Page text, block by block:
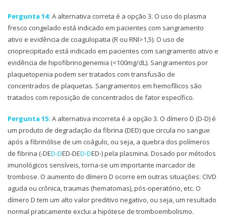
Pergunta 14: A alternativa correta é a opção 3. O uso do plasma
fresco congelado está indicado em pacientes com sangramento
ativo e evidência de coagulopatia (R ou RNI>1,5). O uso de
crioprecipitado está indicado em pacientes com sangramento ativo e
evidência de hipofibrinogenemia (<100mg/dL). Sangramentos por
plaquetopenia podem ser tratados com transfusão de
concentrados de plaquetas. Sangramentos em hemofílicos são
tratados com reposição de concentrados de fator específico.
Pergunta 15: A alternativa incorreta é a opção 3. O dímero D (D-D) é
um produto de degradação da fibrina (DED) que circula no sangue
após a fibrinólise de um coágulo, ou seja, a quebra dos polímeros
de fibrina (-DED-DED-DED-DED-) pela plasmina. Dosado por métodos
imunológicos sensíveis, torna-se um importante marcador de
trombose. O aumento do dímero D ocorre em outras situações: CIVD
aguda ou crônica, traumas (hematomas), pós-operatório, etc. O
dímero D tem um alto valor preditivo negativo, ou seja, um resultado
normal praticamente exclui a hipótese de tromboembolismo.